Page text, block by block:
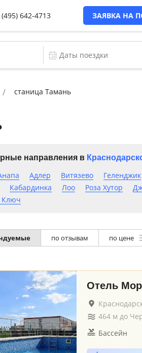
642-4713 ЗАЯВКА НА
станица Тамань
направления в
Адлер Витязево Геленджик
Кабардинка Лоо Роза Хутор
Ключ
по отзывам по цене
Отель
464м до
Бассейн